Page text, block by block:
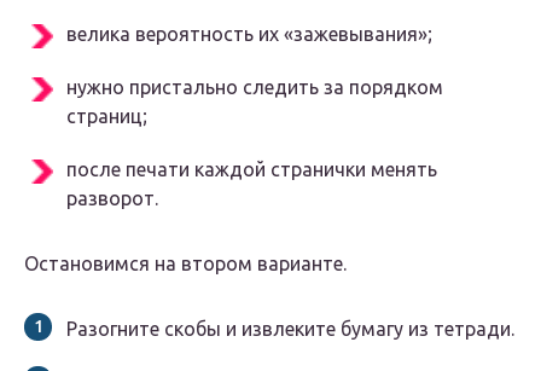
велика вероятность их «зажевывания»;
нужно пристально следить за порядком
страниц;
после печати каждой странички менять
разворот.
Остановимся на втором варианте.
Разогните скобы и извлеките бумагу из тетради.